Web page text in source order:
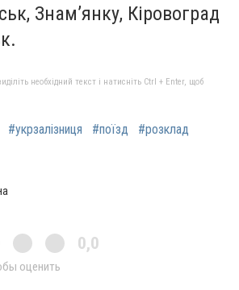
Знам’янку, Кіровоград
необхідний текст і натисніть Ctrl + Enter, щоб
#укрзалізниця #поїзд
#розклад
0,0
оценить